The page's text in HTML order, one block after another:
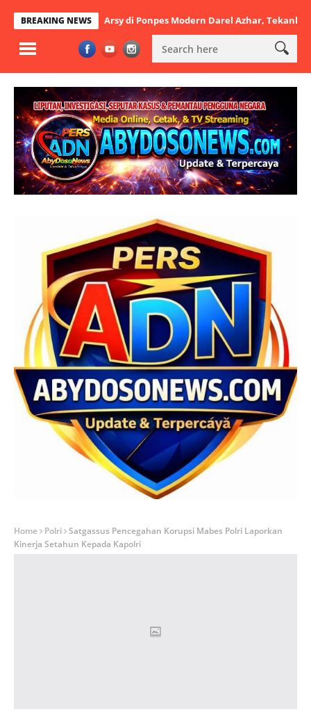
BREAKING NEWS
Arsy di Ponpes Modern Darel Azhar, Tekankan
Home Polri Satgassus Pencegahan Korupsi Mabes Polri Laporkan
Kinerja Setahun Kepada Kapolri